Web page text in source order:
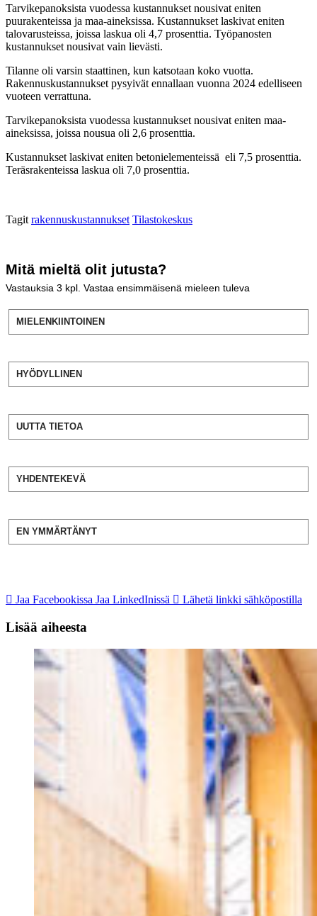
Tarvikepanoksista vuodessa kustannukset nousivat eniten
puurakenteissa ja maa-aineksissa. Kustannukset laskivat eniten
talovarusteissa, joissa laskua oli 4,7 prosenttia. Työpanosten
kustannukset nousivat vain lievästi.
Tilanne oli varsin staattinen, kun katsotaan koko vuotta.
Rakennuskustannukset pysyivät ennallaan vuonna 2024 edelliseen
vuoteen verrattuna.
Tarvikepanoksista vuodessa kustannukset nousivat eniten maa-
aineksissa, joissa nousua oli 2,6 prosenttia.
Kustannukset laskivat eniten betonielementeissä eli 7,5 prosenttia.
Teräsrakenteissa laskua oli 7,0 prosenttia.
Tagit rakennuskustannukset Tilastokeskus
Mitä mieltä olit jutusta?
Vastauksia 3 kpl. Vastaa ensimmäisenä mieleen tuleva
MIELENKIINTOINEN
HYÖDYLLINEN
UUTTA TIETOA
YHDENTEKEVÄ
EN YMMÄRTÄNYT
Jaa Facebookissa Jaa LinkedInissä Lähetä linkki sähköpostilla
Lisää aiheesta